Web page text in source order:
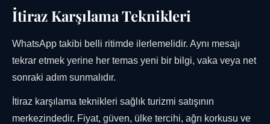
İtiraz Karşılama Teknikleri
WhatsApp takibi belli ritimde ilerlemelidir. Aynı mesajı
tekrar etmek yerine her temas yeni bir bilgi, vaka veya net
sonraki adım sunmalıdır.
İtiraz karşılama teknikleri sağlık turizmi satışının
merkezindedir. Fiyat, güven, ülke tercihi, ağrı korkusu ve